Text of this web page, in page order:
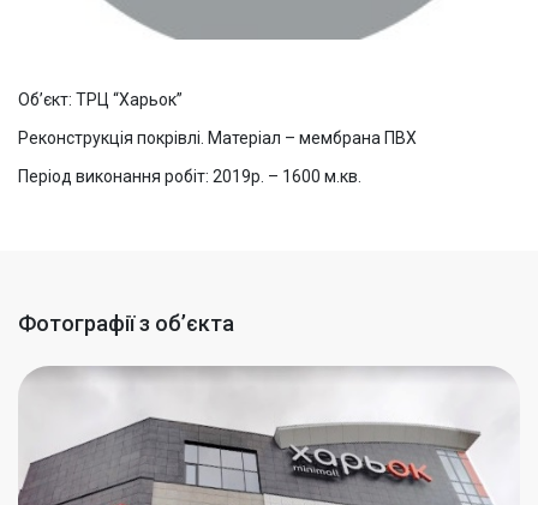
Об’єкт: ТРЦ “Харьок”
Реконструкція покрівлі. Матеріал – мембрана ПВХ
Період виконання робіт: 2019р. – 1600 м.кв.
Фотографії з об’єкта